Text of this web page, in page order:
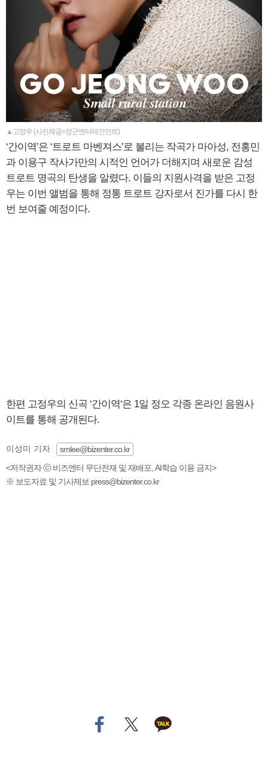
▲고정우 (사진제공=장군엔터테인먼트)
‘간이역’은 ‘트로트 마벤져스’로 불리는 작곡가 마아성, 전홍민
과 이용구 작사가만의 시적인 언어가 더해지며 새로운 감성
트로트 명곡의 탄생을 알렸다. 이들의 지원사격을 받은 고정
우는 이번 앨범을 통해 정통 트로트 강자로서 진가를 다시 한
번 보여줄 예정이다.
한편 고정우의 신곡 ‘간이역‘은 1일 정오 각종 온라인 음원사
이트를 통해 공개된다.
이성미 기자
smlee@bizenter.co.kr
<저작권자 ⓒ 비즈엔터 무단전재 및 재배포, AI학습 이용 금지>
※ 보도자료 및 기사제보 press@bizenter.co.kr